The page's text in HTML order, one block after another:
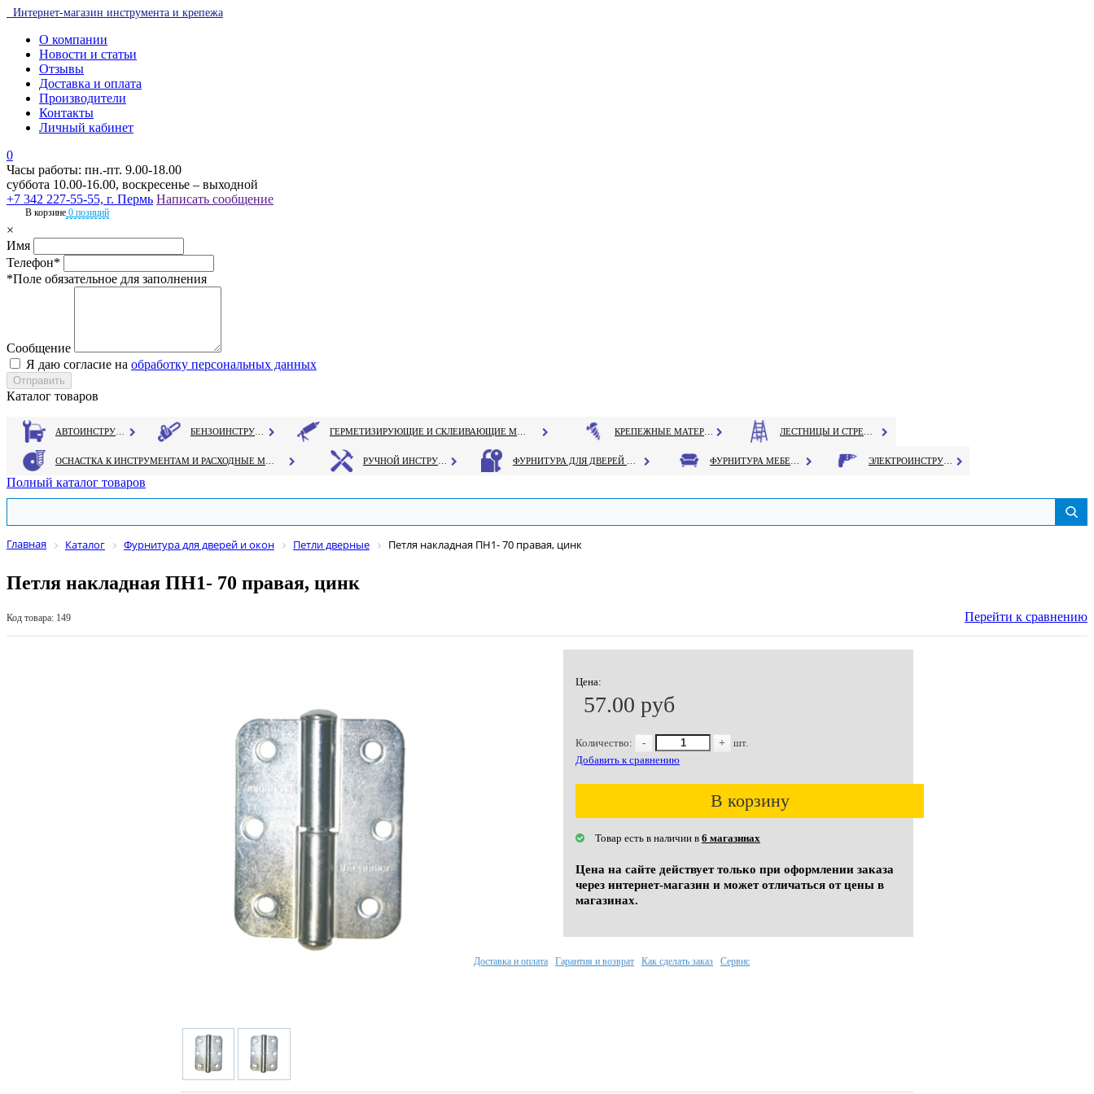
Интернет-магазин инструмента и крепежа
О компании
Новости и статьи
Отзывы
Доставка и оплата
Производители
Контакты
Личный кабинет
0
Часы работы: пн.-пт. 9.00-18.00
суббота 10.00-16.00, воскресенье – выходной
+7 342 227-55-55, г. Пермь Написать сообщение
В корзине 0 позиций
×
Имя
Телефон*
*Поле обязательное для заполнения
Сообщение
Я даю согласие на обработку персональных данных
Каталог товаров
Полный каталог товаров
Главная Каталог Фурнитура для дверей и окон Петли дверные Петля накладная ПН1- 70 правая, цинк
Петля накладная ПН1- 70 правая, цинк
Код товара: 149 Перейти к сравнению
Цена:
57.00 руб
Количество: - +
шт.
Добавить к сравнению
В корзину
Товар есть в наличии в 6 магазинах
Цена на сайте действует только при оформлении заказа
через интернет-магазин и может отличаться от цены в
магазинах.
Доставка и оплата Гарантия и возврат Как сделать заказ Сервис